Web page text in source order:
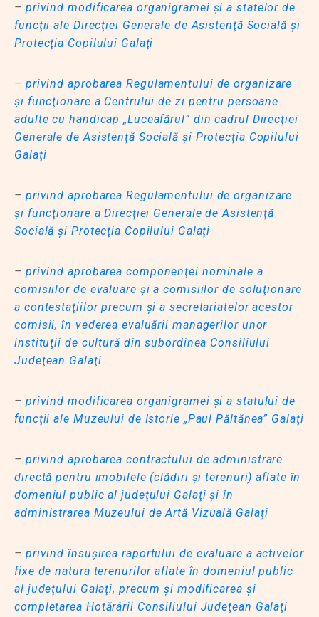
– privind modificarea organigramei şi a statelor de
funcţii ale Direcţiei Generale de Asistenţă Socială şi
Protecţia Copilului Galaţi
– privind aprobarea Regulamentului de organizare
şi funcţionare a Centrului de zi pentru persoane
adulte cu handicap „Luceafărul” din cadrul Direcţiei
Generale de Asistenţă Socială şi Protecţia Copilului
Galaţi
– privind aprobarea Regulamentului de organizare
şi funcţionare a Direcţiei Generale de Asistenţă
Socială şi Protecţia Copilului Galaţi
– privind aprobarea componenţei nominale a
comisiilor de evaluare şi a comisiilor de soluţionare
a contestaţiilor precum şi a secretariatelor acestor
comisii, în vederea evaluării managerilor unor
instituţii de cultură din subordinea Consiliului
Judeţean Galaţi
– privind modificarea organigramei şi a statului de
funcţii ale Muzeului de Istorie „Paul Păltănea” Galaţi
– privind aprobarea contractului de administrare
directă pentru imobilele (clădiri şi terenuri) aflate în
domeniul public al judeţului Galaţi şi în
administrarea Muzeului de Artă Vizuală Galaţi
– privind însuşirea raportului de evaluare a activelor
fixe de natura terenurilor aflate în domeniul public
al judeţului Galaţi, precum şi modificarea şi
completarea Hotărârii Consiliului Judeţean Galaţi